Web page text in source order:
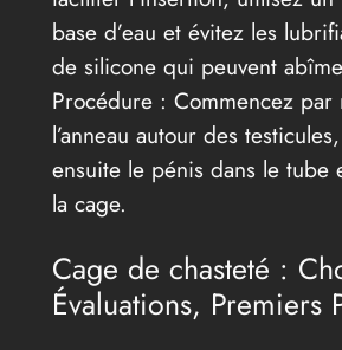
base d’eau et évitez les
de silicone qui peuvent
Procédure : Commencez par
l’anneau autour des
ensuite le pénis dans le tube
la cage.
Cage de chasteté :
Évaluations, Premiers